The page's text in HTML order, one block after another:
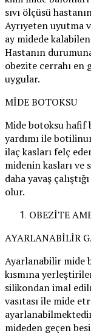
sıvı ölçüsü
Ayrıyeten uyutma
ay midede
Hastanın
obezite cerrahı en
uygular.
MİDE BOTOKSU
Mide botoksu hafif
yardımı ile
ilaç kasları felç
midenin kasları ve
daha yavaş
olur.
OBEZİTE
AYARLANABİLİR
Ayarlanabilir mide
kısmına
silikondan imal
vasıtası ile mide
mideden geçen